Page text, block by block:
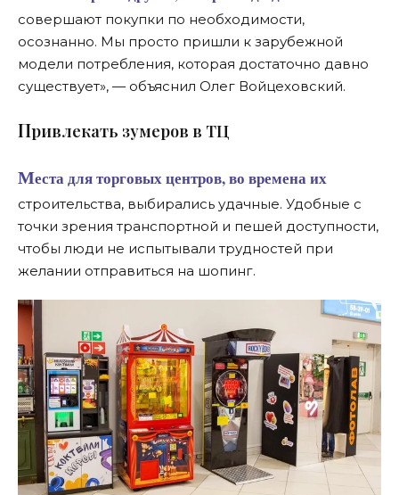
совершают покупки по необходимости,
осознанно. Мы просто пришли к зарубежной
модели потребления, которая достаточно давно
существует», — объяснил Олег Войцеховский.
Привлекать зумеров в ТЦ
Места для торговых центров, во времена их
строительства, выбирались удачные. Удобные с
точки зрения транспортной и пешей доступности,
чтобы люди не испытывали трудностей при
желании отправиться на шопинг.